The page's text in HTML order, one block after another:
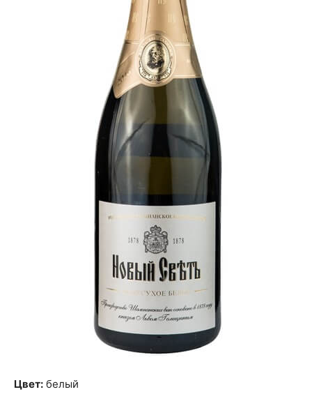
Цвет: белый